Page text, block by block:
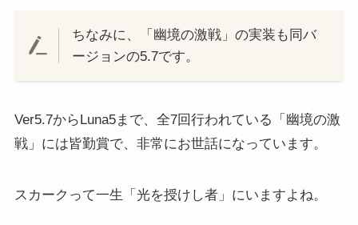
ちなみに、「幽境の激戦」の実装も同バ
ージョンの5.7です。
Ver5.7からLuna5まで、全7回行われている「幽境の激
戦」には皆勤賞で、非常にお世話になっています。
スカークって一生「光を授けし者」にいますよね。